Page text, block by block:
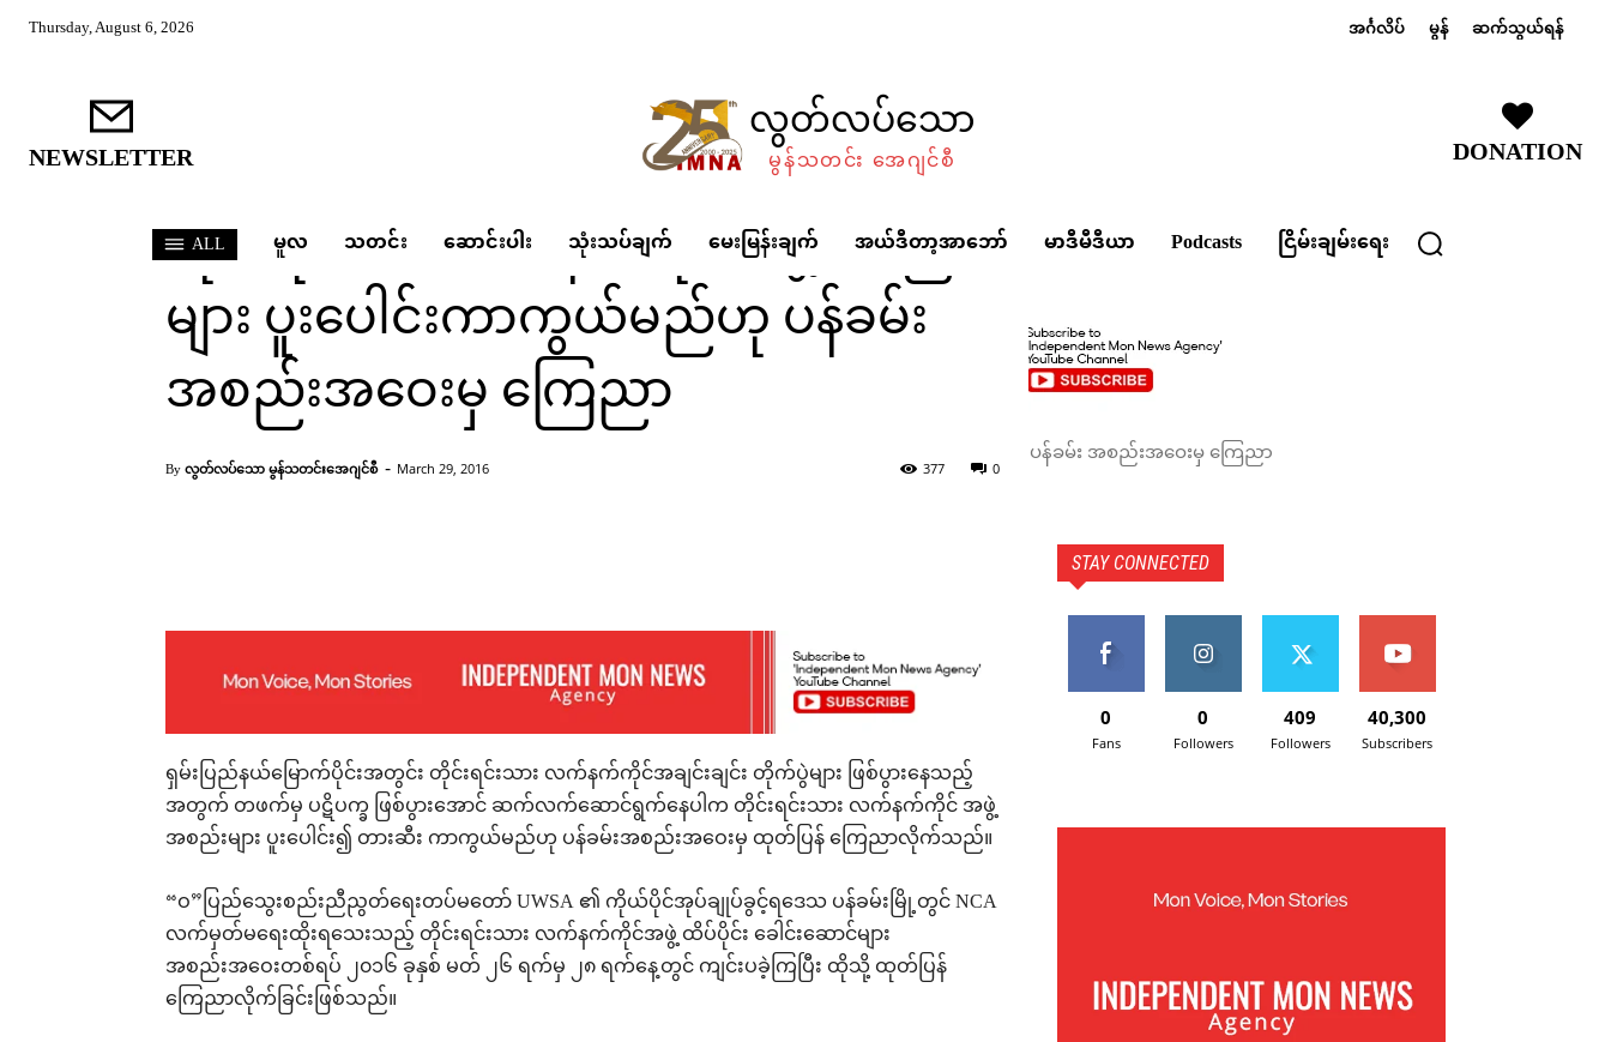
Thursday, August 6, 2026 အင်္ဂလိပ် မွန် ဆက်သွယ်ရန်
NEWSLETTER လွတ်လပ်သော
မွန်သတင်း အေဂျင်စီ DONATION
ALL မူလ သတင်း ဆောင်းပါး သုံးသပ်ချက် မေးမြန်းချက် အယ်ဒီတာ့အာဘော် မာဒီမီဒီယာ Podcasts ငြိမ်းချမ်းရေး
Home သတင်း ရှမ်းပြည်မြောက်ပိုင်းပဋိပက္ခ တိုင်းရင်းသားလက်နက်ကိုင်အဖွဲ့အစည်များ ပူးပေါင်းကာကွယ်မည်ဟု ပန်ခမ်း အစည်းအဝေးမှ ကြေညာ
ရှမ်းပြည်မြောက်ပိုင်းပဋိပက္ခ
တိုင်းရင်းသားလက်နက်ကိုင်အဖွဲ့အစည်
များ ပူးပေါင်းကာကွယ်မည်ဟု ပန်ခမ်း
အစည်းအဝေးမှ ကြေညာ
By လွတ်လပ်သော မွန်သတင်းအေဂျင်စီ - March 29, 2016 0
377
ရှမ်းပြည်နယ်မြောက်ပိုင်းအတွင်း တိုင်းရင်းသား လက်နက်ကိုင်အချင်းချင်း တိုက်ပွဲများ ဖြစ်ပွားနေသည့်
အတွက် တဖက်မှ ပဋိပက္ခ ဖြစ်ပွားအောင် ဆက်လက်ဆောင်ရွက်နေပါက တိုင်းရင်းသား လက်နက်ကိုင် အဖွဲ့
အစည်းများ ပူးပေါင်း၍ တားဆီး ကာကွယ်မည်ဟု ပန်ခမ်းအစည်းအဝေးမှ ထုတ်ပြန် ကြေညာလိုက်သည်။
“ဝ”ပြည်သွေးစည်းညီညွတ်ရေးတပ်မတော် UWSA ၏ ကိုယ်ပိုင်အုပ်ချုပ်ခွင့်ရဒေသ ပန်ခမ်းမြို့တွင် NCA
လက်မှတ်မရေးထိုးရသေးသည့် တိုင်းရင်းသား လက်နက်ကိုင်အဖွဲ့ ထိပ်ပိုင်း ခေါင်းဆောင်များ
အစည်းအဝေးတစ်ရပ် ၂၀၁၆ ခုနှစ် မတ် ၂၆ ရက်မှ ၂၈ ရက်နေ့တွင် ကျင်းပခဲ့ကြပြီး ထိုသို့ ထုတ်ပြန်
ကြေညာလိုက်ခြင်းဖြစ်သည်။
STAY CONNECTED
0
Fans
0
Followers
409
Followers
40,300
Subscribers